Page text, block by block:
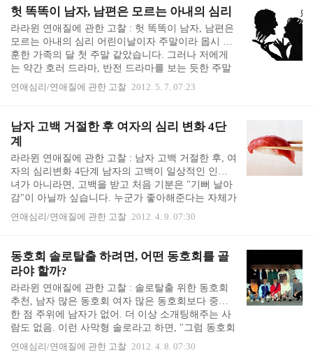
울해집니다... 그 웃음의 의미가 '사랑따위는 개나
줘.' 이런 소리처럼 들리기도 해서 그렇습니다. ㅠ_ㅠ
결혼해서 살다보면 그냥 사는거지 무슨 사랑이냐며,
철 없는 미혼녀라 사랑타령한다는 질타의 웃음처럼
들리기도 합니다. 그렇다고 해서 태풍이 얼마나 거셀
지 모르는 상태에서 태풍 때문에 덜덜덜 떨듯이, 결
혼해서 어떨지 모르면서부터 결혼하면 사랑같은 것
헛 똑똑이 남자, 남편은 모르는 아내의 심리
라라윈 연애질에 관한 고찰 : 헛 똑똑이 남자, 남편은
모르는 아내의 심리 어린이날이자 주말이라 몹시 훈
훈한 가족의 달 첫 주말 같았습니다. 그러나 저에게
는 약간 호러 드라마, 반전 드라마를 보는 듯한 주말
이기도 했어요... ㅠㅠ 제가 꿈꾸는 결혼생활과는 상
당히 다른 실체를 보여준 이들이 있어서 그랬습니
이날이라고 남편이 같이 있어서 귀찮아 죽는 줄 알았
다는 후기였습니다. ㄷㄷㄷ "결혼해서 제일 좋은 것
이 뭐야?" 라고 물었을 때, 8년 연애했던 친구의 답은
"이제 더 이상 집앞에서 헤어지지 않아도 되는 것."
"주말이면 더 오래 같이 있을 수 있는 것" 이라길래,
결혼하면 질리도록 달라붙어 있을 수 있겠거니 했는
데... 벌써 질린걸까요.... 약간의..
연애심리/연애질에 관한 고찰 2012. 5. 7. 07:23
남자 고백 거절한 후 여자의 심리 변화 4단
계
라라윈 연애질에 관한 고찰 : 남자 고백 거절한 후, 여
자의 심리변화 4단계 남자의 고백이 일상적인 인기
녀가 아니라면, 고백을 받고 처음 기분은 "기뻐 날아
감"이 아닐까 싶습니다. 누군가 좋아해준다는 자체가
몹시도 행복하고 신이납니다. 그리고 그 마음을 어떻
게 받아들이고, 어떻게 거절해야 할지가 고민입니다.
거절을 했다면, 처음에는 몹시 배부릅니다. 1단계 :
배부른 여자의 심리 뷔페나 맛난 코스요리 먹을 때
면, 배가 너무 불러서... 또는 살찔까봐.. 등등의 이유
로 남겨두고 돌아와서는 계속 생각나는 요리들이 있
습니다. 아쉬워서 또 생각이 나기도 하고, 그 때의 배
부르고 기분좋은 느낌이 떠올라 되새김질 하기도 합
니다. 남자 그림자도 안 보일때는 '나는 남자..
연애심리/연애질에 관한 고찰 2012. 4. 9. 07:30
동호회 솔로탈출 하려면, 어떤 동호회를 골
라야 할까?
라라윈 연애질에 관한 고찰 : 솔로탈출 위한 동호회
추천, 남자 많은 동호회 여자 많은 동호회보다 중요
한 점 주위에 남자가 없어. 더 이상 소개팅해주는 사
람도 없음. 이런 사막형 솔로라고 하면, "그럼 동호회
나 카페 같은거라도 가입해. 남자 많은 곳으로." 라며
솔로탈출을 위한 동호회 가입이 적극 추천됩니다. 이
연애심리/연애질에 관한 고찰 2012. 4. 8. 07:30